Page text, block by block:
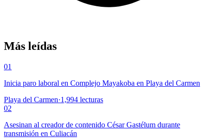
Más leídas
01
Inicia paro laboral en Complejo Mayakoba en Playa del Carmen
Playa del Carmen·1,994 lecturas
02
Asesinan al creador de contenido César Gastélum durante
transmisión en Culiacán